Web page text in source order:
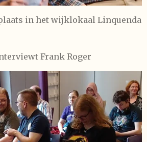
in het wijklokaal Linquenda
Frank Roger